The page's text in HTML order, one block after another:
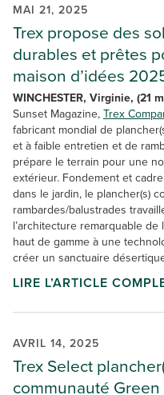
MAI 21, 2025
Trex propose des
durables et prêtes
maison d’idées
WINCHESTER, Virginie, (21
Sunset Magazine,Trex
fabricant mondial de
et à faible entretien et de
prépare le terrain pour une
extérieur. Fondement et
dans le jardin, le plancher(s)
rambardes/balustrades
l’architecture remarquable
haut de gamme à une
créer un sanctuaire
LIRE L’ARTICLE
AVRIL 14, 2025
Trex Select
communauté